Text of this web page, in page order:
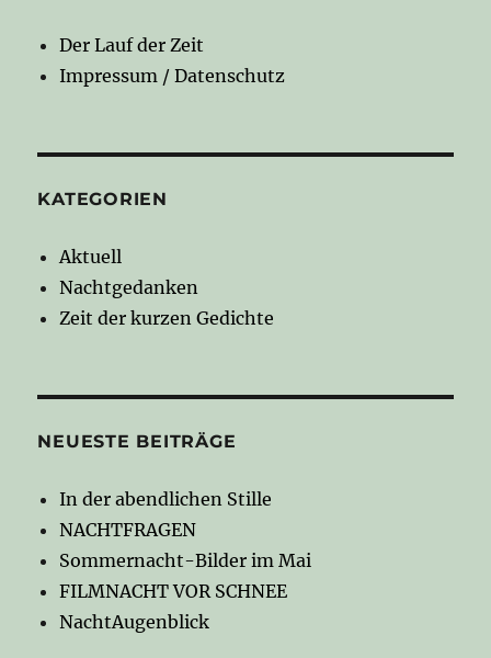
Der Lauf der Zeit
Impressum / Datenschutz
KATEGORIEN
Aktuell
Nachtgedanken
Zeit der kurzen Gedichte
NEUESTE BEITRÄGE
In der abendlichen Stille
NACHTFRAGEN
Sommernacht-Bilder im Mai
FILMNACHT VOR SCHNEE
NachtAugenblick